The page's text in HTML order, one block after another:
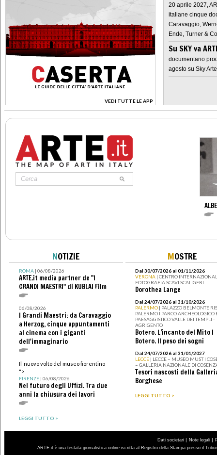
VEDI TUTTE LE APP
>
20 aprile 2027,
italiane cinque
Caravaggio,
Ende, Turner &
Su SKY va
documentario
agosto su Sky Arte
NOTIZIE
ROMA| 06/08/2026
ARTE.it media partner de "I
GRANDI MAESTRI" di KUBLAI Film
06/08/2026
I Grandi Maestri: da Caravaggio
a Herzog, cinque appuntamenti
al cinema con i giganti
dell'immaginario
Il nuovo volto del museo fiorentino
">
FIRENZE| 06/08/2026
Nel futuro degli Uffizi. Tra due
anni la chiusura dei lavori
LEGGI TUTTO >
MOSTRE
Dal 30/07/2026 al 01/11/2026
VERONA | CENTRO
FOTOGRAFIA SCAVI SCALIGERI
Dorothea Lange
Dal 24/07/2026 al 31/10/2026
PALERMO | PALAZZO BELMONTE
PALERMO I PARCO ARCHEOLOGICO
PAESAGGISTICO VALLE DEI TEMPLI -
AGRIGENTO
Botero. L’incanto del Mito I
Botero. Il peso dei sogni
Dal 24/07/2026 al 31/01/2027
LECCE | LECCE – MUSEO MUST I
– GALLERIA NAZIONALE DI
Tesori nascosti della
Borghese
LEGGI TUTTO >
Dati societari | Note legali |
ARTE.it è una testata giornalistica online iscritta al Registro della Stampa presso il